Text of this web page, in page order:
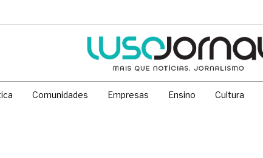
Comunidades Empresas Ensino Cultura